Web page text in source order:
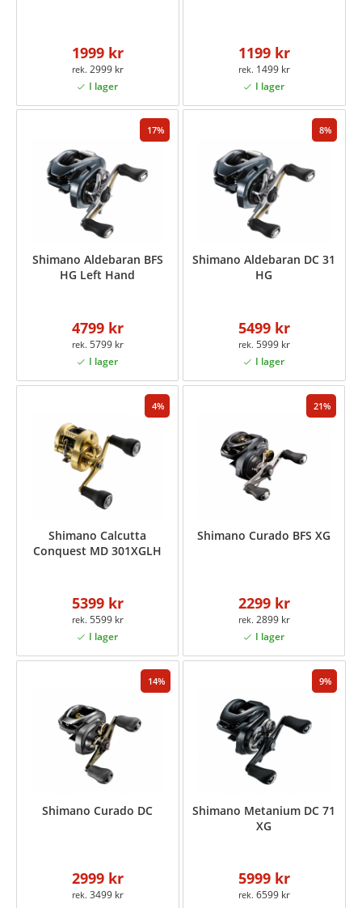
1999 kr
2999 kr
1199 kr
1499 kr
17
Shimano Aldebaran BFS
HG Left Hand
4799 kr
5799 kr
8
Shimano Aldebaran DC 31
HG
5499 kr
5999 kr
4
Shimano Calcutta
Conquest MD 301XGLH
5399 kr
5599 kr
21
Shimano Curado BFS XG
2299 kr
2899 kr
14
Shimano Curado DC
2999 kr
3499 kr
9
Shimano Metanium DC 71
XG
5999 kr
6599 kr